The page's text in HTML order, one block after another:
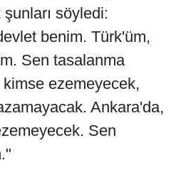
söyledi:
benim. Türk'üm,
Sen tasalanma
ezemeyecek,
Ankara'da,
Sen